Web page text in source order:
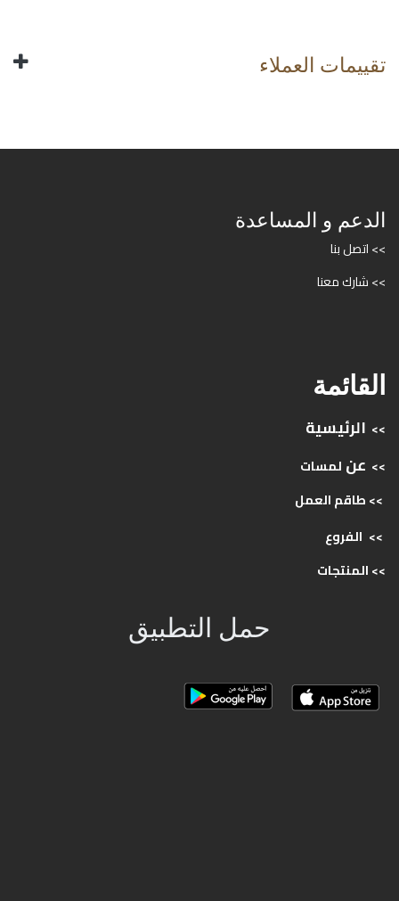
تقييمات العملاء
الدعم و المساعدة
>> اتصل بنا
>> شارك معنا
القائمة
>> الرئيسية
>> عن لمسات
>> طاقمالعمل
>> الفروع
>>المنتجات
حمل التطبيق